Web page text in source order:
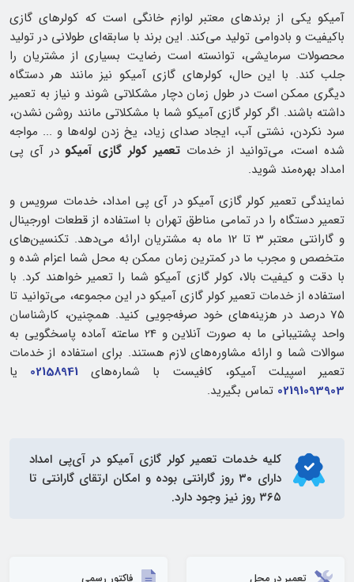
آمیکو یکی از برندهای معتبر لوازم خانگی است که کولرهای گازی
باکیفیت و بادوامی تولید می‌کند. این برند با سابقه‌ای طولانی در تولید
محصولات سرمایشی، توانسته است رضایت بسیاری از مشتریان را
جلب کند. با این حال، کولرهای گازی آمیکو نیز مانند هر دستگاه
دیگری ممکن است در طول زمان دچار مشکلاتی شوند و نیاز به تعمیر
داشته باشند. اگر کولر گازی آمیکو شما با مشکلاتی مانند روشن نشدن،
سرد نکردن، نشتی آب، ایجاد صدای زیاد، یخ زدن لوله‌ها و ... مواجه
شده است، می‌توانید از خدماتتعمیر کولر گازی آمیکودر آی پی
امداد بهره‌مند شوید.
نمایندگی تعمیر کولر گازی آمیکو در آی پی امداد، خدمات سرویس و
تعمیر دستگاه را در تمامی مناطق تهران با استفاده از قطعات اورجینال
و گارانتی معتبر 3 تا 12 ماه به مشتریان ارائه می‌دهد. تکنسین‌های
متخصص و مجرب ما در کمترین زمان ممکن به محل شما اعزام شده و
با دقت و کیفیت بالا، کولر گازی آمیکو شما را تعمیر خواهند کرد. با
استفاده از خدمات تعمیر کولر گازی آمیکو در این مجموعه، می‌توانید تا
75 درصد در هزینه‌های خود صرفه‌جویی کنید. همچنین، کارشناسان
واحد پشتیبانی ما به صورت آنلاین و 24 ساعته آماده پاسخگویی به
سوالات شما و ارائه مشاوره‌های لازم هستند. برای استفاده از خدمات
تعمیر اسپیلت آمیکو، کافیست با شماره‌های 02158941 یا
02191093903 تماس بگیرید.
کلیه خدمات تعمیر کولر گازی آمیکو در آی‌پی امداد
دارای ۳۰ روز گارانتی بوده و امکان ارتقای گارانتی تا
۳۶۵ روز نیز وجود دارد.